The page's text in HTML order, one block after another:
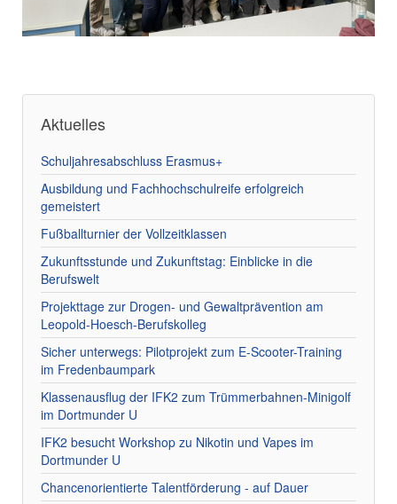
Aktuelles
Schuljahresabschluss Erasmus+
Ausbildung und Fachhochschulreife erfolgreich
gemeistert
Fußballturnier der Vollzeitklassen
Zukunftsstunde und Zukunftstag: Einblicke in die
Berufswelt
Projekttage zur Drogen- und Gewaltprävention am
Leopold-Hoesch-Berufskolleg
Sicher unterwegs: Pilotprojekt zum E-Scooter-Training
im Fredenbaumpark
Klassenausflug der IFK2 zum Trümmerbahnen-Minigolf
im Dortmunder U
IFK2 besucht Workshop zu Nikotin und Vapes im
Dortmunder U
Chancenorientierte Talentförderung - auf Dauer